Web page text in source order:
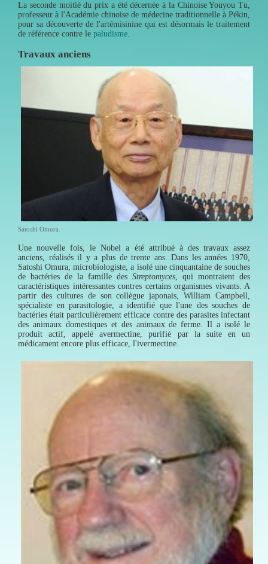
La seconde moitié du prix a été décernée à la Chinoise Youyou Tu,
professeur à l'Académie chinoise de médecine traditionnelle à Pékin,
pour sa découverte de l'artémisinine qui est désormais le traitement
de référence contre le paludisme.
Travaux anciens
Satoshi Omura.
Une nouvelle fois, le Nobel a été attribué à des travaux assez
anciens, réalisés il y a plus de trente ans. Dans les années 1970,
Satoshi Omura, microbiologiste, a isolé une cinquantaine de souches
de bactéries de la famille des Streptomyces , qui montraient des
caractéristiques intéressantes contres certains organismes vivants. A
partir des cultures de son collègue japonais, William Campbell,
spécialiste en parasitologie, a identifié que l'une des souches de
bactéries était particulièrement efficace contre des parasites infectant
des animaux domestiques et des animaux de ferme. Il a isolé le
produit actif, appelé avermectine, purifié par la suite en un
médicament encore plus efficace, l'ivermectine.